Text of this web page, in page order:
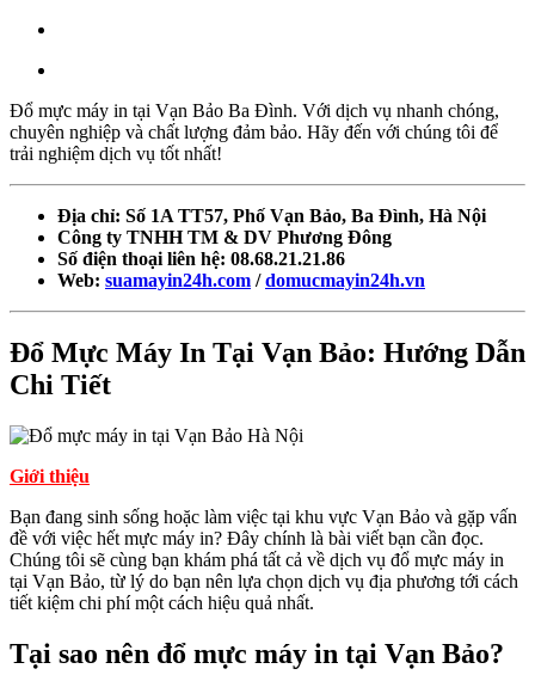
Đổ mực máy in tại Vạn Bảo Ba Đình. Với dịch vụ nhanh chóng,
chuyên nghiệp và chất lượng đảm bảo. Hãy đến với chúng tôi để
trải nghiệm dịch vụ tốt nhất!
Địa chỉ: Số 1A TT57, Phố Vạn Bảo, Ba Đình, Hà Nội
Công ty TNHH TM & DV Phương Đông
Số điện thoại liên hệ: 08.68.21.21.86
Web: suamayin24h.com /domucmayin24h.vn
Đổ Mực Máy In Tại Vạn Bảo: Hướng Dẫn
Chi Tiết
Giới thiệu
Bạn đang sinh sống hoặc làm việc tại khu vực Vạn Bảo và gặp vấn
đề với việc hết mực máy in? Đây chính là bài viết bạn cần đọc.
Chúng tôi sẽ cùng bạn khám phá tất cả về dịch vụ đổ mực máy in
tại Vạn Bảo, từ lý do bạn nên lựa chọn dịch vụ địa phương tới cách
tiết kiệm chi phí một cách hiệu quả nhất.
Tại sao nên đổ mực máy in tại Vạn Bảo?